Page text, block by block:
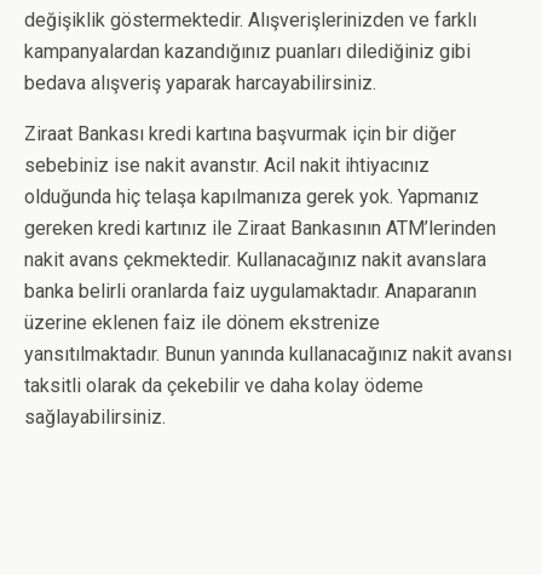
değişiklik göstermektedir. Alışverişlerinizden ve farklı
kampanyalardan kazandığınız puanları dilediğiniz gibi
bedava alışveriş yaparak harcayabilirsiniz.
Ziraat Bankası kredi kartına başvurmak için bir diğer
sebebiniz ise nakit avanstır. Acil nakit ihtiyacınız
olduğunda hiç telaşa kapılmanıza gerek yok. Yapmanız
gereken kredi kartınız ile Ziraat Bankasının ATM’lerinden
nakit avans çekmektedir. Kullanacağınız nakit avanslara
banka belirli oranlarda faiz uygulamaktadır. Anaparanın
üzerine eklenen faiz ile dönem ekstrenize
yansıtılmaktadır. Bunun yanında kullanacağınız nakit avansı
taksitli olarak da çekebilir ve daha kolay ödeme
sağlayabilirsiniz.